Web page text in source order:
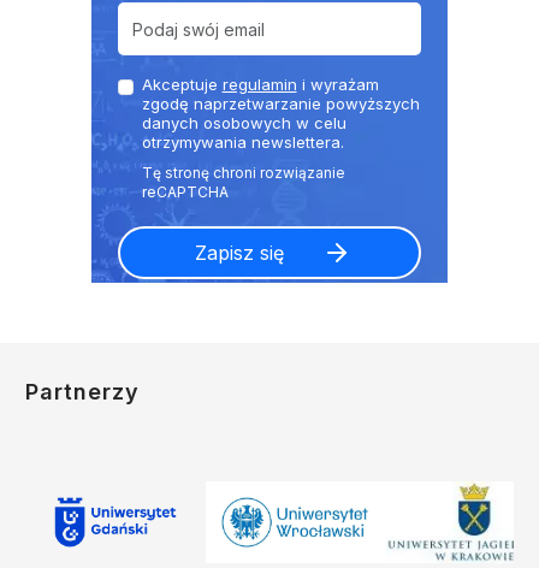
Akceptuje regulamin i wyrażam
zgodę naprzetwarzanie powyższych
danych osobowych w celu
otrzymywania newslettera.
Partnerzy